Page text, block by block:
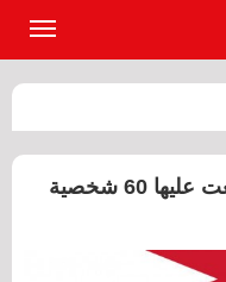
عاجل: اقرأ نص المبادرة التي وقعت عليها 60 شخصية